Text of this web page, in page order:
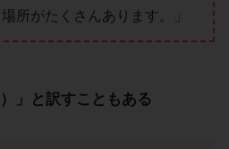
所がたくさんあります。」
」と訳すこともある